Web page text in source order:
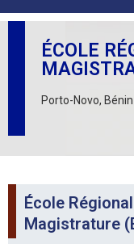
ÉCOLE
Porto-Novo, Bénin
École
Magistrature